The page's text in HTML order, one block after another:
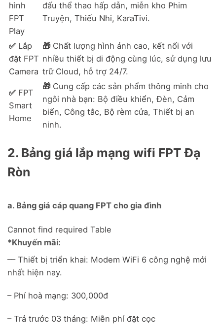
hình
FPT
Play
đấu thể thao hấp dẫn, miễn kho Phim
Truyện, Thiếu Nhi, KaraTivi.
✅ Lắp
đặt FPT
Camera
🎁 Chất lượng hình ảnh cao, kết nối với
nhiều thiết bị di động cùng lúc, sử dụng lưu
trữ Cloud, hỗ trợ 24/7.
✅ FPT
Smart
Home
🎁 Cung cấp các sản phẩm thông minh cho
ngôi nhà bạn: Bộ điều khiển, Đèn, Cảm
biến, Công tắc, Bộ rèm cửa, Thiết bị an
ninh.
2. Bảng giá lắp mạng wifi FPT Đạ
Ròn
a. Bảng giá cáp quang FPT cho gia đình
Cannot find required Table
*Khuyến mãi:
–– Thiết bị triển khai: Modem WiFi 6 công nghệ mới
nhất hiện nay.
– Phí hoà mạng: 300,000đ
– Trả trước 03 tháng: Miễn phí đặt cọc